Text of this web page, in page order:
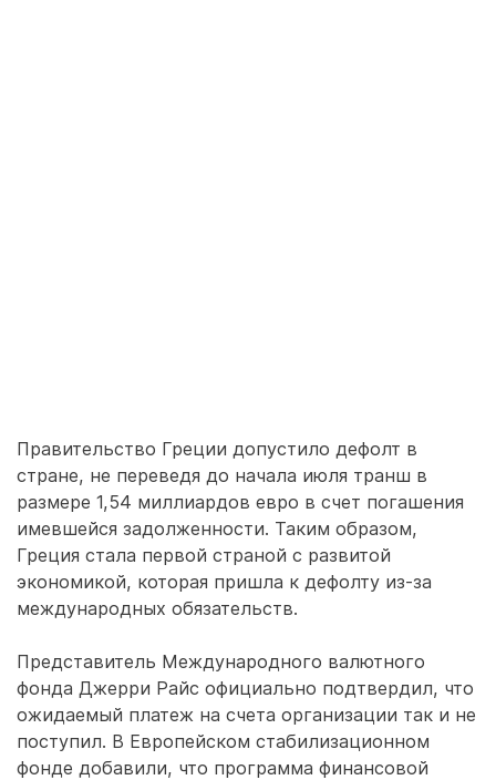
Правительство Греции допустило дефолт в
стране, не переведя до начала июля транш в
размере 1,54 миллиардов евро в счет погашения
имевшейся задолженности. Таким образом,
Греция стала первой страной с развитой
экономикой, которая пришла к дефолту из-за
международных обязательств.
Представитель Международного валютного
фонда Джерри Райс официально подтвердил, что
ожидаемый платеж на счета организации так и не
поступил. В Европейском стабилизационном
фонде добавили, что программа финансовой